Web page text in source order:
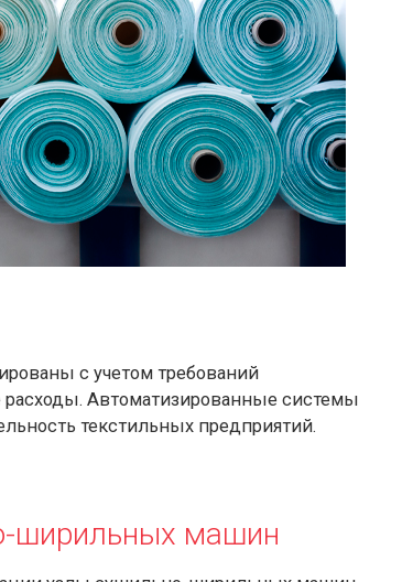
с учетом требований
расходы. Автоматизированные системы
текстильных предприятий.
ширильных машин